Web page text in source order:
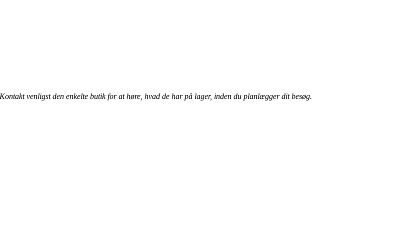
venligst den enkelte butik for at høre, hvad de har på lager, inden du planlægger dit besøg.